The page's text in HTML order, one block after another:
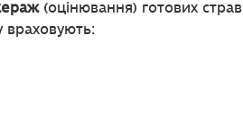
(оцінювання) готових страв
враховують: